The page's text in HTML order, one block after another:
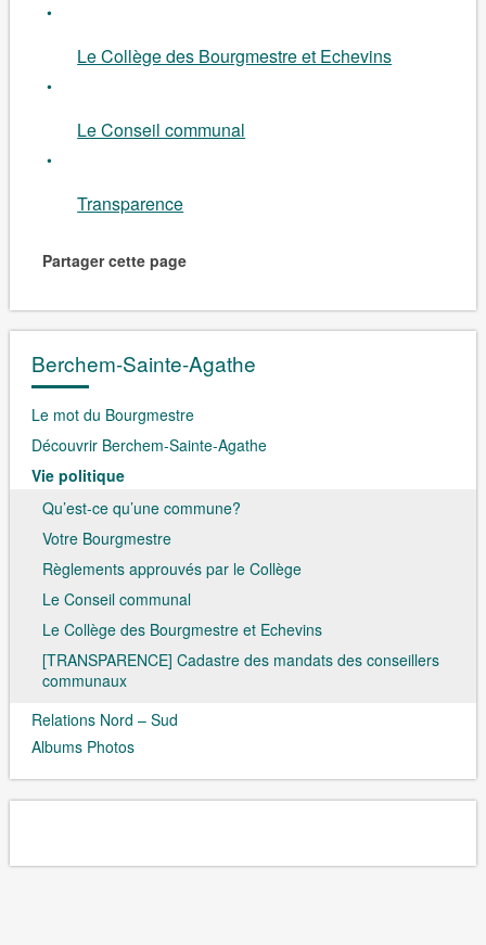
Le Collège des Bourgmestre et Echevins
Le Conseil communal
Transparence
Partager cette page
Berchem-Sainte-Agathe
Le mot du Bourgmestre
Découvrir Berchem-Sainte-Agathe
Vie politique
Qu’est-ce qu’une commune?
Votre Bourgmestre
Règlements approuvés par le Collège
Le Conseil communal
Le Collège des Bourgmestre et Echevins
[TRANSPARENCE] Cadastre des mandats des conseillers
communaux
Relations Nord – Sud
Albums Photos